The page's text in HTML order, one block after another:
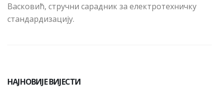
Васковић, стручни сарадник за електротехничку
стандардизацију.
НАЈНОВИЈЕ ВИЈЕСТИ